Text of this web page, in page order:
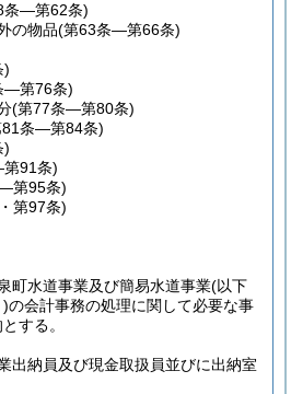
条―第62条)
の物品(第63条―第66条)
)
―第76条)
(第77条―第80条)
81条―第84条)
)
91条)
第95条)
第97条)
町水道事業及び簡易水道事業(以下
)の会計事務の処理に関して必要な事
する。
出納員及び現金取扱員並びに出納室